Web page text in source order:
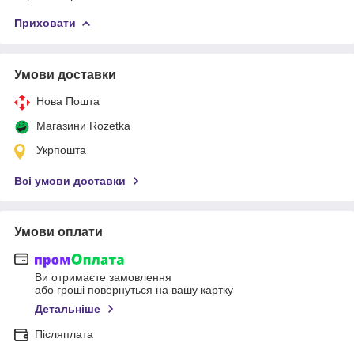
Приховати
Умови доставки
Нова Пошта
Магазини Rozetka
Укрпошта
Всі умови доставки
Умови оплати
Ви отримаєте замовлення
або гроші повернуться на вашу картку
Детальніше
Післяплата